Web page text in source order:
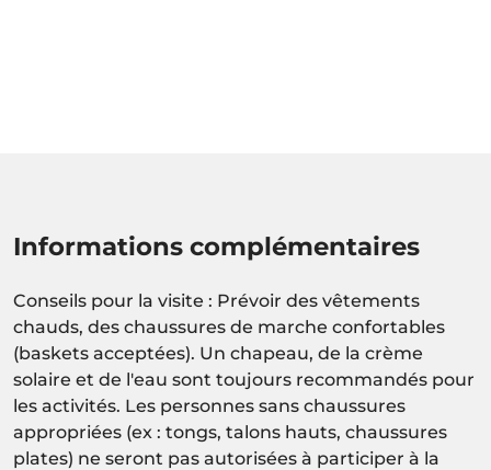
Informations complémentaires
Conseils pour la visite : Prévoir des vêtements
chauds, des chaussures de marche confortables
(baskets acceptées). Un chapeau, de la crème
solaire et de l'eau sont toujours recommandés pour
les activités. Les personnes sans chaussures
appropriées (ex : tongs, talons hauts, chaussures
plates) ne seront pas autorisées à participer à la